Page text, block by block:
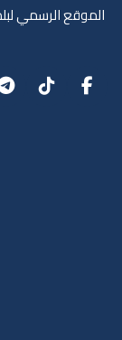
الموقع الرسمي